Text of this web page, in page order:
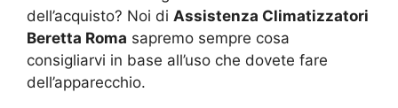
dell’acquisto? Noi di Assistenza Climatizzatori
Beretta Roma sapremo sempre cosa
consigliarvi in base all’uso che dovete fare
dell’apparecchio.